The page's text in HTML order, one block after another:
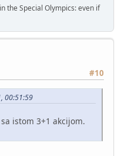
the Special Olympics: even if
#10
00:51:59
istom 3+1 akcijom.